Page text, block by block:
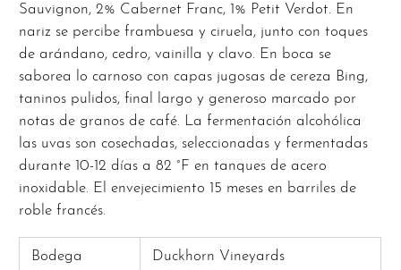
Sauvignon, 2% Cabernet Franc, 1% Petit Verdot. En
nariz se percibe frambuesa y ciruela, junto con toques
de arándano, cedro, vainilla y clavo. En boca se
saborea lo carnoso con capas jugosas de cereza Bing,
taninos pulidos, final largo y generoso marcado por
notas de granos de café. La fermentación alcohólica
las uvas son cosechadas, seleccionadas y fermentadas
durante 10-12 días a 82 °F en tanques de acero
inoxidable. El envejecimiento 15 meses en barriles de
roble francés.
Bodega Duckhorn Vineyards